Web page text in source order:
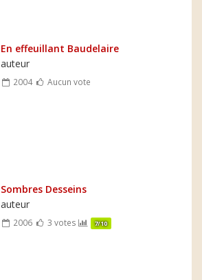
En effeuillant Baudelaire
auteur
2004 Aucun vote
Sombres Desseins
auteur
2006 3 votes 7/10